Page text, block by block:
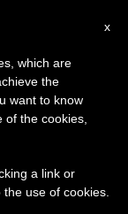
x
which are
the
want to know
the cookies,
a link or
use of cookies.